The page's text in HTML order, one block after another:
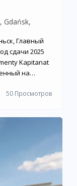
Gdańsk,
Главный
сдачи 2025
Kapitanat
на
и Молодого
из
50 Просмотров